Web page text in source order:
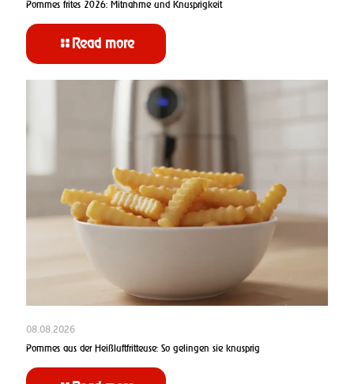
Pommes frites 2026: Mitnahme und Knusprigkeit
Read more
08.08.2026
Pommes aus der Heißluftfritteuse: So gelingen sie knusprig